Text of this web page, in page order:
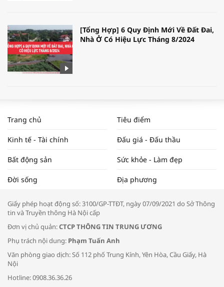
[Tổng Hợp] 6 Quy Định Mới Về Đất Đai,
Nhà Ở Có Hiệu Lực Tháng 8/2024
NAM NĂM 2024 VÀ NĂM 2025 | NHỊP
ĐẬP THỊ TRƯỜNG #62
Tọa đàm “Xúc tiến thương mại: Khơi
Bác sĩ tư vấn cách phòng tránh bệnh
đường hô hấp trong thời tiết giao mùa
Trang chủ Tiêu điểm
Kinh tế - Tài chính Đấu giá - Đấu thầu
Bất động sản Sức khỏe - Làm đẹp
Đời sống Địa phương
Giấy phép hoạt động số: 3100/GP-TTĐT, ngày 07/09/2021 do Sở Thông
tin và Truyền thông Hà Nội cấp
Đơn vị chủ quản:CTCP THÔNG TIN TRUNG ƯƠNG
Phụ trách nội dung: Phạm Tuấn Anh
Văn phòng giao dịch: Số 112 phố Trung Kính, Yên Hòa, Cầu Giấy, Hà
Nội
Hotline: 0908.36.36.26